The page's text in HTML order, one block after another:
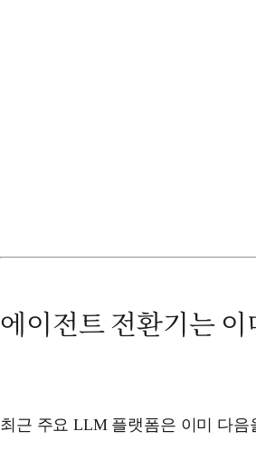
에이전트 전환기는
최근 주요 LLM 플랫폼은 이미 다음